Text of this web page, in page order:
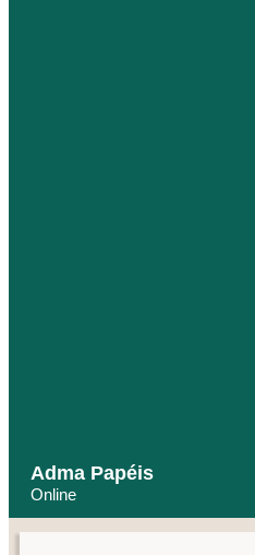
Adma Papéis
Online